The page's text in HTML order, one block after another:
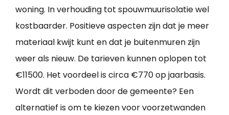
woning. In verhouding tot spouwmuurisolatie wel
kostbaarder. Positieve aspecten zijn dat je meer
materiaal kwijt kunt en dat je buitenmuren zijn
weer als nieuw. De tarieven kunnen oplopen tot
€11500. Het voordeel is circa €770 op jaarbasis.
Wordt dit verboden door de gemeente? Een
alternatief is om te kiezen voor voorzetwanden